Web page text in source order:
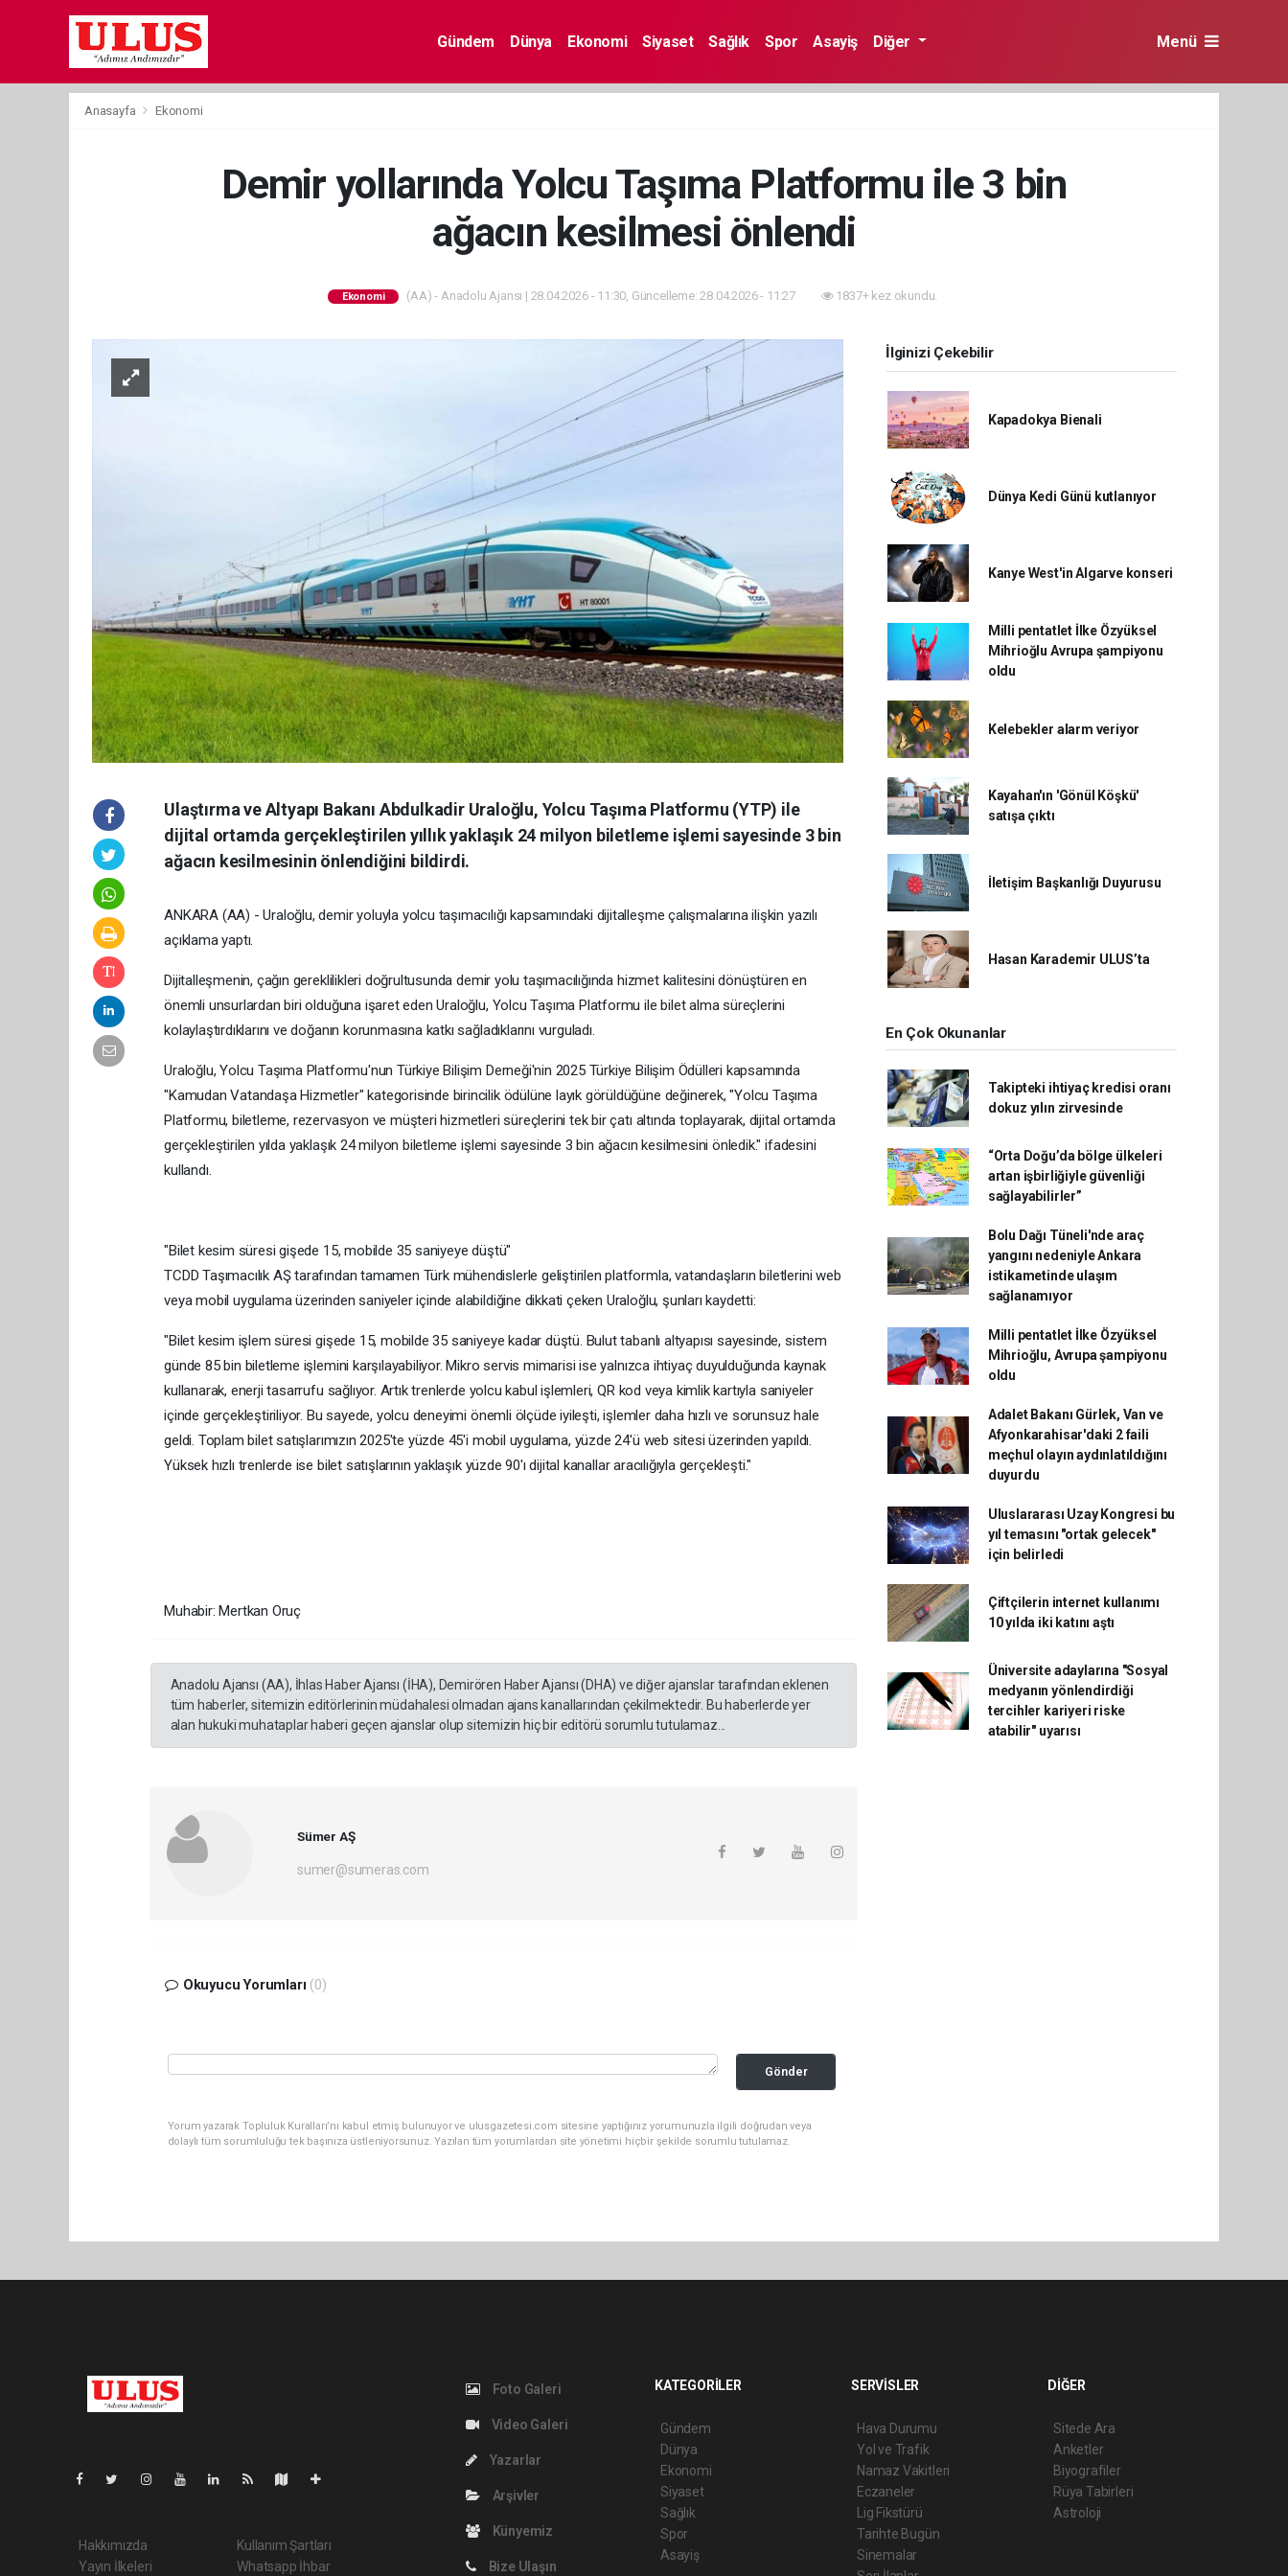
Gündem Dünya Ekonomi Siyaset Sağlık Spor Asayiş Diğer Menü
Anasayfa Ekonomi
Demir yollarında Yolcu Taşıma Platformu ile 3 bin
ağacın kesilmesi önlendi
Ekonomi (AA) - Anadolu Ajansı | 28.04.2026 - 11:30, Güncelleme: 28.04.2026 - 11:27 1837+ kez okundu.
Ulaştırma ve Altyapı Bakanı Abdulkadir Uraloğlu, Yolcu Taşıma Platformu (YTP) ile
dijital ortamda gerçekleştirilen yıllık yaklaşık 24 milyon biletleme işlemi sayesinde 3 bin
ağacın kesilmesinin önlendiğini bildirdi.
ANKARA (AA) - Uraloğlu, demir yoluyla yolcu taşımacılığı kapsamındaki dijitalleşme çalışmalarına ilişkin yazılı
açıklama yaptı.
Dijitalleşmenin, çağın gereklilikleri doğrultusunda demir yolu taşımacılığında hizmet kalitesini dönüştüren en
önemli unsurlardan biri olduğuna işaret eden Uraloğlu, Yolcu Taşıma Platformu ile bilet alma süreçlerini
kolaylaştırdıklarını ve doğanın korunmasına katkı sağladıklarını vurguladı.
Uraloğlu, Yolcu Taşıma Platformu'nun Türkiye Bilişim Derneği'nin 2025 Türkiye Bilişim Ödülleri kapsamında
"Kamudan Vatandaşa Hizmetler" kategorisinde birincilik ödülüne layık görüldüğüne değinerek, "Yolcu Taşıma
Platformu, biletleme, rezervasyon ve müşteri hizmetleri süreçlerini tek bir çatı altında toplayarak, dijital ortamda
gerçekleştirilen yılda yaklaşık 24 milyon biletleme işlemi sayesinde 3 bin ağacın kesilmesini önledik." ifadesini
kullandı.
"Bilet kesim süresi gişede 15, mobilde 35 saniyeye düştü"
TCDD Taşımacılık AŞ tarafından tamamen Türk mühendislerle geliştirilen platformla, vatandaşların biletlerini web
veya mobil uygulama üzerinden saniyeler içinde alabildiğine dikkati çeken Uraloğlu, şunları kaydetti:
"Bilet kesim işlem süresi gişede 15, mobilde 35 saniyeye kadar düştü. Bulut tabanlı altyapısı sayesinde, sistem
günde 85 bin biletleme işlemini karşılayabiliyor. Mikro servis mimarisi ise yalnızca ihtiyaç duyulduğunda kaynak
kullanarak, enerji tasarrufu sağlıyor. Artık trenlerde yolcu kabul işlemleri, QR kod veya kimlik kartıyla saniyeler
içinde gerçekleştiriliyor. Bu sayede, yolcu deneyimi önemli ölçüde iyileşti, işlemler daha hızlı ve sorunsuz hale
geldi. Toplam bilet satışlarımızın 2025'te yüzde 45'i mobil uygulama, yüzde 24'ü web sitesi üzerinden yapıldı.
Yüksek hızlı trenlerde ise bilet satışlarının yaklaşık yüzde 90'ı dijital kanallar aracılığıyla gerçekleşti."
Muhabir: Mertkan Oruç
Anadolu Ajansı (AA), İhlas Haber Ajansı (İHA), Demirören Haber Ajansı (DHA) ve diğer ajanslar tarafından eklenen
tüm haberler, sitemizin editörlerinin müdahalesi olmadan ajans kanallarından çekilmektedir. Bu haberlerde yer
alan hukuki muhataplar haberi geçen ajanslar olup sitemizin hiç bir editörü sorumlu tutulamaz...
Sümer AŞ
sumer@sumeras.com
Okuyucu Yorumları (0)
Gönder
Yorum yazarak Topluluk Kuralları’nı kabul etmiş bulunuyor ve ulusgazetesi.com sitesine yaptığınız yorumunuzla ilgili doğrudan veya
dolaylı tüm sorumluluğu tek başınıza üstleniyorsunuz. Yazılan tüm yorumlardan site yönetimi hiçbir şekilde sorumlu tutulamaz.
İlginizi Çekebilir
Kapadokya Bienali
Dünya Kedi Günü kutlanıyor
Kanye West'in Algarve konseri
Milli pentatlet İlke Özyüksel
Mihrioğlu Avrupa şampiyonu
oldu
Kelebekler alarm veriyor
Kayahan'ın 'Gönül Köşkü'
satışa çıktı
İletişim Başkanlığı Duyurusu
Hasan Karademir ULUS’ta
En Çok Okunanlar
Takipteki ihtiyaç kredisi oranı
dokuz yılın zirvesinde
“Orta Doğu’da bölge ülkeleri
artan işbirliğiyle güvenliği
sağlayabilirler”
Bolu Dağı Tüneli'nde araç
yangını nedeniyle Ankara
istikametinde ulaşım
sağlanamıyor
Milli pentatlet İlke Özyüksel
Mihrioğlu, Avrupa şampiyonu
oldu
Adalet Bakanı Gürlek, Van ve
Afyonkarahisar'daki 2 faili
meçhul olayın aydınlatıldığını
duyurdu
Uluslararası Uzay Kongresi bu
yıl temasını "ortak gelecek"
için belirledi
Çiftçilerin internet kullanımı
10 yılda iki katını aştı
Üniversite adaylarına "Sosyal
medyanın yönlendirdiği
tercihler kariyeri riske
atabilir" uyarısı
Hakkımızda
Yayın İlkeleri
Kullanım Şartları
Whatsapp İhbar
Foto Galeri
Video Galeri
Yazarlar
Arşivler
Künyemiz
Bize Ulaşın
KATEGORİLER
Gündem
Dünya
Ekonomi
Siyaset
Sağlık
Spor
Asayiş
SERVİSLER
Hava Durumu
Yol ve Trafik
Namaz Vakitleri
Eczaneler
Lig Fikstürü
Tarihte Bugün
Sinemalar
DİĞER
Sitede Ara
Anketler
Biyografiler
Rüya Tabirleri
Astroloji